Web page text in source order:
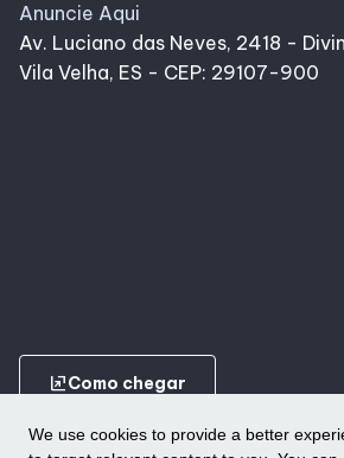
We use cookies to provide a better
Anuncie Aqui
Av. Luciano das Neves, 2418 -
Vila Velha, ES - CEP: 29107-900
ungroupComo chegar